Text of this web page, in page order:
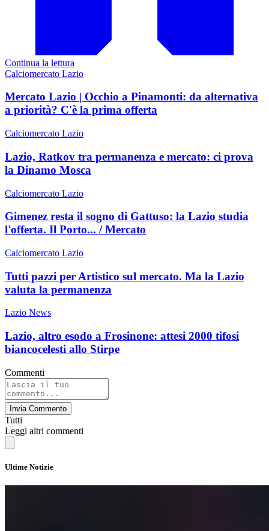
Continua la lettura
Calciomercato Lazio
Mercato Lazio | Occhio a Pinamonti: da alternativa
a priorità? C'è la prima offerta
Calciomercato Lazio
Lazio, Ratkov tra permanenza e mercato: ci prova
la Dinamo Mosca
Calciomercato Lazio
Gimenez resta il sogno di Gattuso: la Lazio studia
l'offerta. Il Porto... / Mercato
Calciomercato Lazio
Tutti pazzi per Artistico sul mercato. Ma la Lazio
valuta la permanenza
Lazio News
Lazio, altro esodo a Frosinone: attesi 2000 tifosi
biancocelesti allo Stirpe
Commenti
Invia Commento
Tutti
Leggi altri commenti
Ultime Notizie